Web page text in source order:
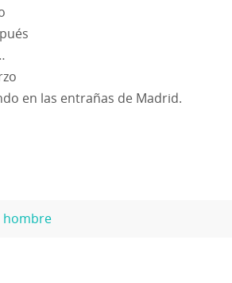
en las entrañas de Madrid.
hombre